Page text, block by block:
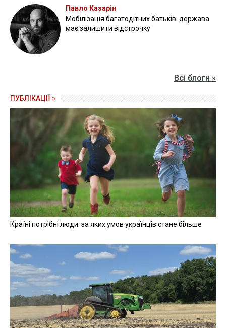
Павло Казарін
Мобілізація багатодітних батьків: держава
має залишити відстрочку
Всі блоги »
ПУБЛІКАЦІЇ »
Країні потрібні люди: за яких умов українців стане більше